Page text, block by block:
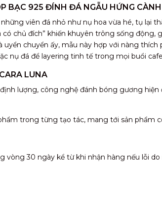
BẠC 925 ĐÍNH ĐÁ NGẪU HỨNG
viên đá nhỏ như nụ hoa vừa hé, tụ lại
có chủ đích” khiến khuyên trông sống
chuyển ấy, mẫu này hợp với nàng
nụ đá để layering tinh tế trong mọi buổi
LUNA
lượng, công nghệ đánh bóng gương
trong từng tạo tác, mang tới sản phẩm
30 ngày kể từ khi nhận hàng nếu lỗi do